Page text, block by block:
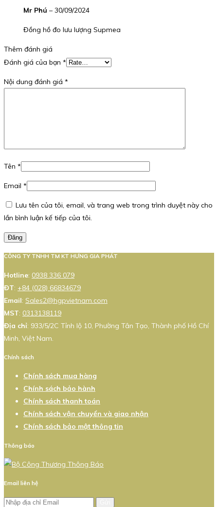
Mr Phú – 30/09/2024
Đồng hồ đo lưu lượng Supmea
Thêm đánh giá
Đánh giá của bạn *
Nội dung đánh giá *
Tên *
Email *
Lưu tên của tôi, email, và trang web trong trình duyệt này cho
lần bình luận kế tiếp của tôi.
Đăng
CÔNG TY TNHH TM KT HƯNG GIA PHÁT
Hotline: 0938 336 079
ĐT: +84 (028) 66834679
Email: Sales2@hgpvietnam.com
MST: 0313138119
Địa chỉ: 933/5/2C Tỉnh lộ 10, Phường Tân Tạo, Thành phố Hồ Chí
Minh, Việt Nam.
Chính sách
Chính sách mua hàng
Chính sách bảo hành
Chính sách thanh toán
Chính sách vận chuyển và giao nhận
Chính sách bảo mật thông tin
Thông báo
Email liên hệ